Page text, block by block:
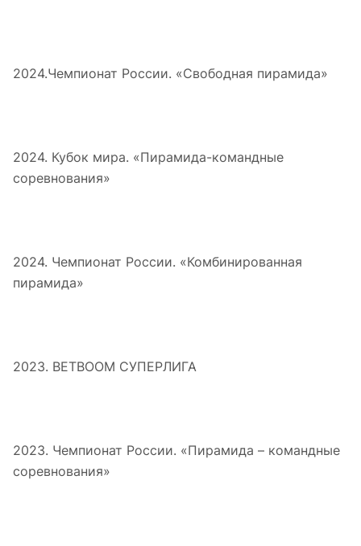
2024.Чемпионат России. «Свободная пирамида»
2024. Кубок мира. «Пирамида-командные
соревнования»
2024. Чемпионат России. «Комбинированная
пирамида»
2023. BETBOOM СУПЕРЛИГА
2023. Чемпионат России. «Пирамида – командные
соревнования»